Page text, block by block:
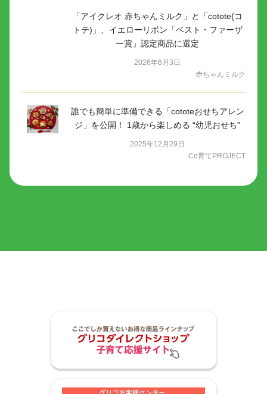
「アイクレオ 赤ちゃんミルク」と「cotote(コ
トテ)」、イエローリボン「ベスト・ファーザ
ー賞」認定商品に選定
2026年6月3日
赤ちゃんミルク
誰でも簡単に準備できる「cototeおせちアレン
ジ」を公開！ 1歳から楽しめる “幼児おせち”
2025年12月29日
Co育てPROJECT